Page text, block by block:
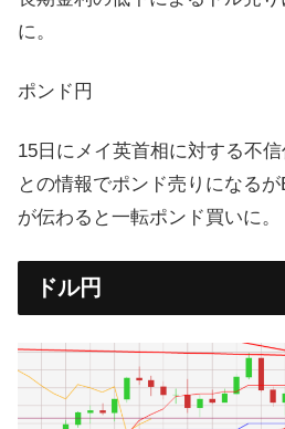
に。
ポンド円
15日にメイ英首相に対する不
との情報でポンド売りになる
が伝わると一転ポンド買いに。
ドル円